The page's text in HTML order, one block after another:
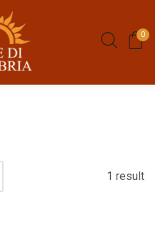
0
1 result